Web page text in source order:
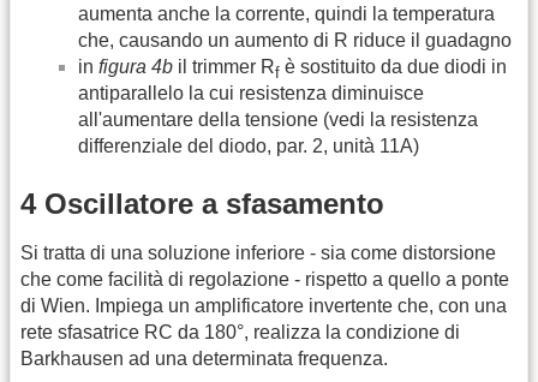
aumenta anche la corrente, quindi la temperatura
che, causando un aumento di R riduce il guadagno
in figura 4b il trimmer Rf è sostituito da due diodi in
antiparallelo la cui resistenza diminuisce
all'aumentare della tensione (vedi la resistenza
differenziale del diodo, par. 2, unità 11A)
4 Oscillatore a sfasamento
Si tratta di una soluzione inferiore - sia come distorsione
che come facilità di regolazione - rispetto a quello a ponte
di Wien. Impiega un amplificatore invertente che, con una
rete sfasatrice RC da 180°, realizza la condizione di
Barkhausen ad una determinata frequenza.